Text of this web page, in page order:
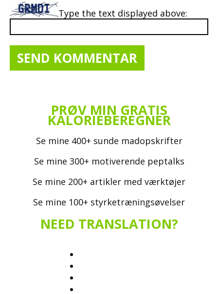
Type the text displayed above:
PRØV MIN GRATIS
KALORIEBEREGNER
Se mine 400+ sunde madopskrifter
Se mine 300+ motiverende peptalks
Se mine 200+ artikler med værktøjer
Se mine 100+ styrketræningsøvelser
NEED TRANSLATION?